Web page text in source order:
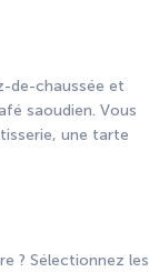
de-chaussée et
saoudien. Vous
une tarte
? Sélectionnez les